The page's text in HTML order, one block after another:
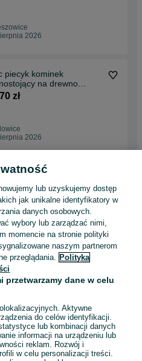
2026
piecyk kominek
na drewno
Modena 10kW ECO
zł
2026
piec na drewno Victoria
L 80%
zł
2026
na drewno wolnostojący
P10 (6,8 kW) ECO
2026
lub uzyskujemy dostęp
jak unikalne identyfikatory w
danych osobowych.
wybory lub zarządzać nimi,
momencie na stronie polityki
naszym partnerom
przeglądania. Polityka
przetwarzamy dane w celu
Aktywne
do celów identyfikacji.
lub kombinacji danych
informacji na urządzeniu lub
reklam. Rozwój i
w celu personalizacji treści.